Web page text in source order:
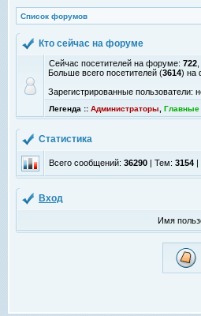
Список форумов
Кто сейчас на форуме
Сейчас посетителей на форуме: 722
Больше всего посетителей (3614) на
Зарегистрированные пользователи:
Легенда :: Администраторы Главные
Статистика
Всего сообщений: 36290 | Тем: 3154 |
Вход
Имя